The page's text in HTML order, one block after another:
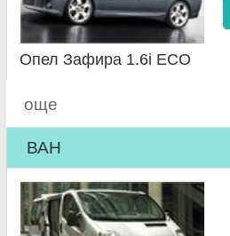
Опел Зафира 1.6i ECO
още
ВАН